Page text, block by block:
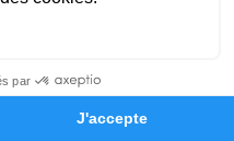
Hommages
de-Briord